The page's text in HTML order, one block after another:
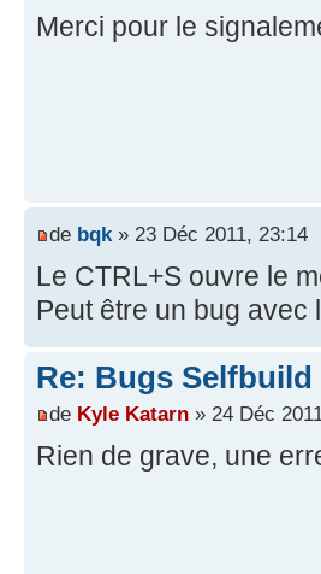
Merci pour le
de bqk » 23 Déc 2011, 23:14
Le CTRL+S ouvre le
Peut être un bug avec
Re: Bugs Selfbuild
de Kyle Katarn » 24 Déc
Rien de grave, une